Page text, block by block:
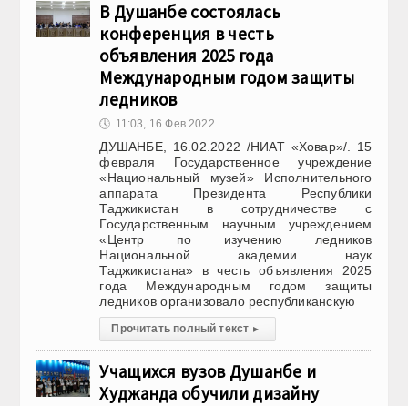
В Душанбе состоялась
конференция в честь
объявления 2025 года
Международным годом защиты
ледников
🕔 11:03, 16.Фев 2022
ДУШАНБЕ, 16.02.2022 /НИАТ «Ховар»/. 15
февраля Государственное учреждение
«Национальный музей» Исполнительного
аппарата Президента Республики
Таджикистан в сотрудничестве с
Государственным научным учреждением
«Центр по изучению ледников
Национальной академии наук
Таджикистана» в честь объявления 2025
года Международным годом защиты
ледников организовало республиканскую
Прочитать полный текст ▸
Учащихся вузов Душанбе и
Худжанда обучили дизайну